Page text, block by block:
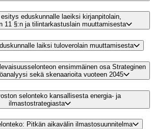
eduskunnalle laeiksi kirjanpitolain,
11 §:n ja tilintarkastuslain muuttamisesta
laiksi tuloverolain muuttamisesta
ensimmäinen osa Strateginen
sekä skenaarioita vuoteen 2045
selonteko kansallisesta energia- ja
ilmastostrategiasta
Pitkän aikavälin ilmastosuunnitelma